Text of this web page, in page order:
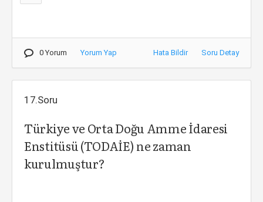
0 Yorum Yorum Yap Hata Bildir Soru Detay
17.Soru
Türkiye ve Orta Doğu Amme İdaresi
Enstitüsü (TODAİE) ne zaman
kurulmuştur?